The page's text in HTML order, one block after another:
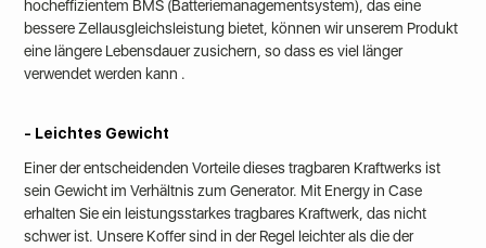
hocheffizientem BMS (Batteriemanagementsystem), das eine
bessere Zellausgleichsleistung bietet, können wir unserem Produkt
eine längere Lebensdauer zusichern, so dass esviel länger
verwendet werden kann .
- Leichtes Gewicht
Einer der entscheidenden Vorteile dieses tragbaren Kraftwerks ist
sein Gewicht im Verhältnis zum Generator. Mit Energy in Case
erhalten Sie ein leistungsstarkes tragbares Kraftwerk, das nicht
schwer ist. Unsere Koffer sind in der Regel leichter als die der